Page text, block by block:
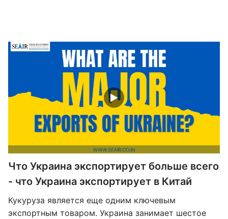
Что Украина экспортирует больше всего
- что Украина экспортирует в Китай
Кукуруза является еще одним ключевым
экспортным товаром. Украина занимает шестое